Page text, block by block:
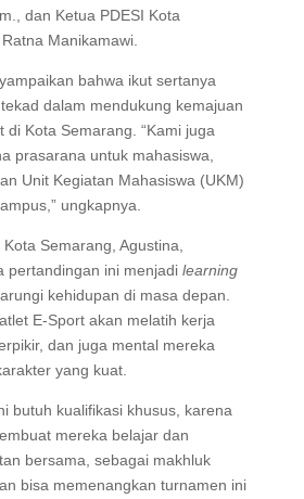
dan Ketua PDESI Kota
Manikamawi.
bahwa ikut sertanya
dalam mendukung kemajuan
di Kota Semarang. “Kami juga
prasarana untuk mahasiswa,
Unit Kegiatan Mahasiswa (UKM)
ungkapnya.
Semarang, Agustina,
pertandingan ini menjadi learning
kehidupan di masa depan.
E-Sport akan melatih kerja
dan juga mental mereka
yang kuat.
butuh kualifikasi khusus, karena
mereka belajar dan
bersama, sebagai makhluk
bisa memenangkan turnamen ini